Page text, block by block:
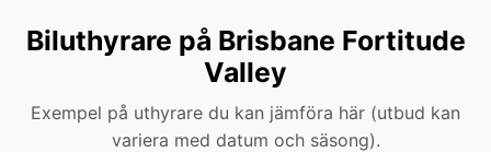
Biluthyrare på Brisbane Fortitude
Valley
Exempel på uthyrare du kan jämföra här (utbud kan
variera med datum och säsong).